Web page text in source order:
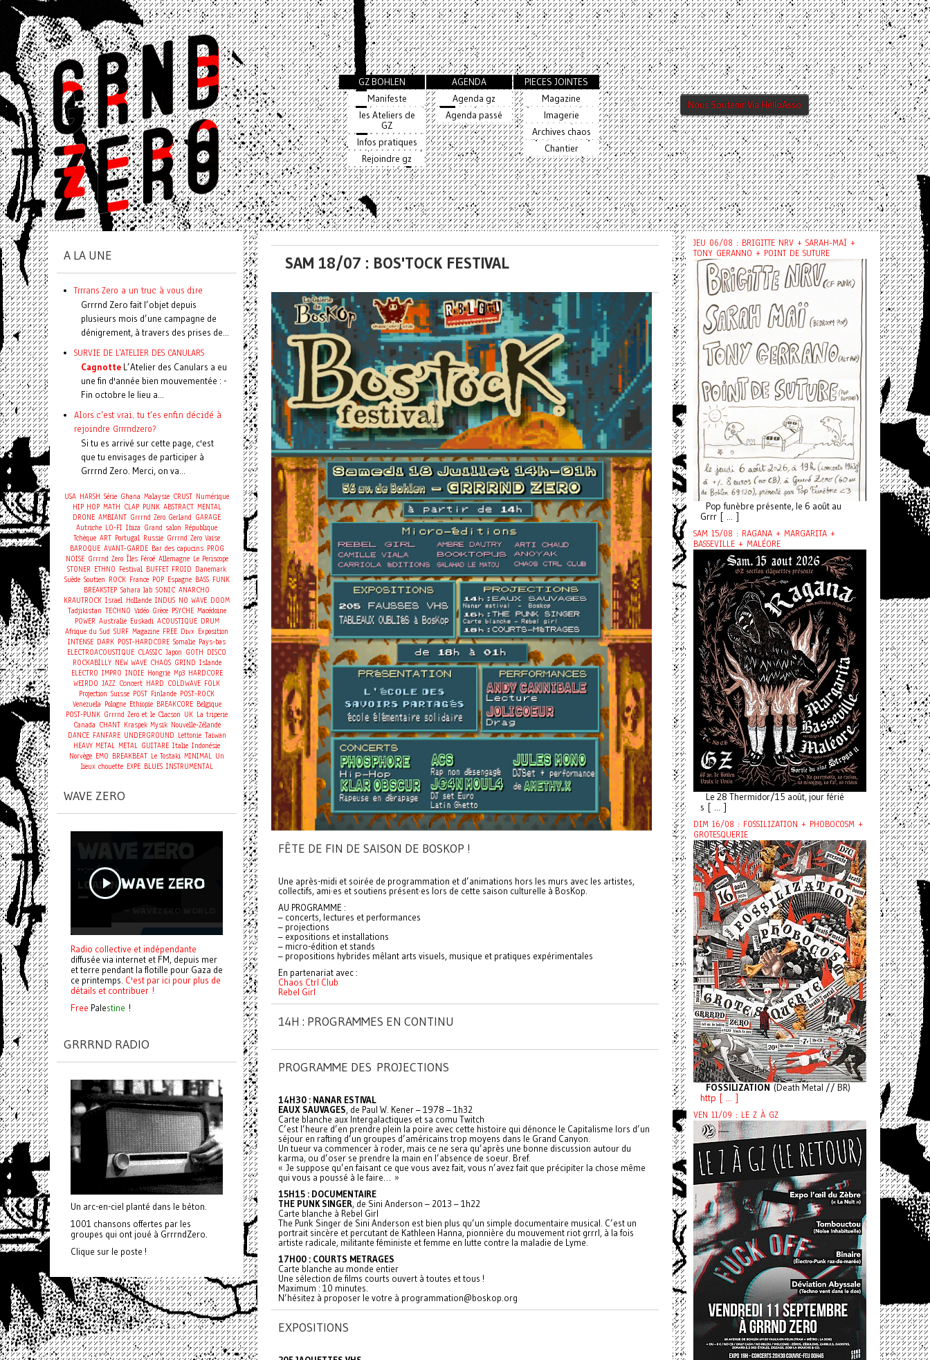
GZ BOHLEN
Manifeste
les Ateliers de
GZ
Infos pratiques
Rejoindre gz
AGENDA
Agenda gz
Agenda passé
PIECES JOINTES
Magazine
Imagerie
Archives chaos
Chantier
Nous Soutenir Via HelloAsso
SAM 18/07 : BOS'TOCK FESTIVAL
FÊTE DE FIN DE SAISON DE BOSKOP !
Une après-midi et soirée de programmation et d’animations hors les murs avec les artistes,
collectifs, ami·es et soutiens présent·es lors de cette saison culturelle à BosKop.
AU PROGRAMME :
– concerts, lectures et performances
– projections
– expositions et installations
– micro-édition et stands
– propositions hybrides mêlant arts visuels, musique et pratiques expérimentales
En partenariat avec :
Chaos Ctrl Club
Rebel Girl
14H : PROGRAMMES EN CONTINU
PROGRAMME DES PROJECTIONS
14H30 : NANAR ESTIVAL
EAUX SAUVAGES, de Paul W. Kener – 1978 – 1h32
Carte blanche aux Intergalactiques et sa comu Twitch
C’est l’heure d’en prendre plein la poire avec cette histoire qui dénonce le Capitalisme lors d’un
séjour en rafting d’un groupes d’américains trop moyens dans le Grand Canyon.
Un tueur va commencer à roder, mais ce ne sera qu’après une bonne discussion autour du
karma, ou d’oser se prendre la main en l’absence de soeur. Bref.
« Je suppose qu’en faisant ce que vous avez fait, vous n’avez fait que précipiter la chose même
qui vous a poussé à le faire… »
15H15 : DOCUMENTAIRE
THE PUNK SINGER, de Sini Anderson – 2013 – 1h22
Carte blanche à Rebel Girl
The Punk Singer de Sini Anderson est bien plus qu’un simple documentaire musical. C’est un
portrait sincère et percutant de Kathleen Hanna, pionnière du mouvement riot grrrl, à la fois
artiste radicale, militante féministe et femme en lutte contre la maladie de Lyme.
17H00 : COURTS METRAGES
Carte blanche au monde entier
Une sélection de films courts ouvert à toutes et tous !
Maximum : 10 minutes.
N’hésitez à proposer le votre à programmation@boskop.org
EXPOSITIONS
A LA UNE
Trrrans Zero a un truc à vous dire
Grrrnd Zero fait l’objet depuis
plusieurs mois d’une campagne de
dénigrement, à travers des prises de...
SURVIE DE L'ATELIER DES CANULARS
Cagnotte L’Atelier des Canulars a eu
une fin d'année bien mouvementée : -
Fin octobre le lieu a...
Alors c'est vrai, tu t'es enfin décidé à
rejoindre Grrrndzero?
Si tu es arrivé sur cette page, c'est
que tu envisages de participer à
Grrrnd Zero. Merci, on va...
USA HARSH Série Ghana Malaysie CRUST Numérique
HIP HOP MATH CLAP PUNK ABSTRACT MENTAL
DRONE AMBIANT Grrrnd Zero Gerland GARAGE
Autriche LO-FI Ibiza Grand salon République
Tchèque ART Portugal Russie Grrrnd Zero Vaise
BAROQUE AVANT-GARDE Bar des capucins PROG
NOISE Grrrnd Zero Îles Féroé Allemagne Le Periscope
STONER ETHNO Festival BUFFET FROID Danemark
Suède Soutien ROCK France POP Espagne BASS FUNK
BREAKSTEP Sahara lab SONIC ANARCHO
KRAUTROCK Israel Hollande INDUS NO WAVE DOOM
Tadjikistan TECHNO Vidéo Grèce PSYCHE Macédoine
POWER Australie Euskadi ACOUSTIQUE DRUM
Afrique du Sud SURF Magazine FREE Divx Exposition
INTENSE DARK POST-HARDCORE Somalie Pays-bas
ELECTROACOUSTIQUE CLASSIC Japon GOTH DISCO
ROCKABILLY NEW WAVE CHAOS GRIND Islande
ELECTRO IMPRO INDIE Hongrie Mp3 HARDCORE
WEIRDO JAZZ Concert HARD COLDWAVE FOLK
Projection Suisse POST Finlande POST-ROCK
Venezuela Pologne Ethiopie BREAKCORE Belgique
POST-PUNK Grrrnd Zero et le Clacson UK La triperie
Canada CHANT Kraspek Mysik Nouvelle-Zélande
DANCE FANFARE UNDERGROUND Lettonie Taiwan
HEAVY METAL METAL GUITARE Italie Indonésie
Norvège EMO BREAKBEAT Le Tostaki MINIMAL Un
lieux chouette EXPE BLUES INSTRUMENTAL
WAVE ZERO
Radio collective et indépendante
diffusée via internet et FM, depuis mer
et terre pendant la flotille pour Gaza de
ce printemps. C'est par ici pour plus de
détails et contribuer !
Free Palestine !
GRRRND RADIO
Un arc-en-ciel planté dans le béton.
1001 chansons offertes par les
groupes qui ont joué à GrrrndZero.
Clique sur le poste !
JEU 06/08 : BRIGITTE NRV + SARAH-MAÏ +
TONY GERANNO + POINT DE SUTURE
Pop funèbre présente, le 6 août au
Grrr [ ... ]
SAM 15/08 : RAGANA + MARGARITA +
BASSEVILLE + MALÉORE
Le 28 Thermidor/15 août, jour férié
s [ ... ]
DIM 16/08 : FOSSILIZATION + PHOBOCOSM +
GROTESQUERIE
FOSSILIZATION (Death Metal // BR)
http [ ... ]
VEN 11/09 : LE Z À GZ